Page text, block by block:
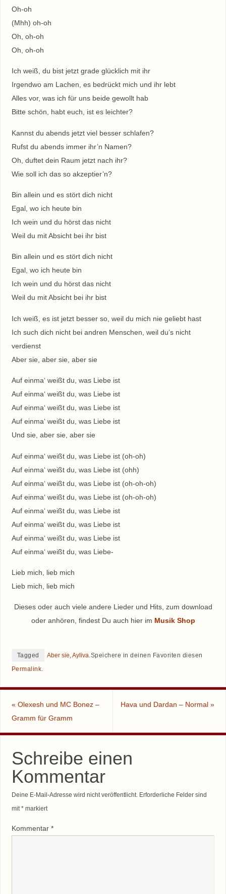
Oh-oh
(Mhh) oh-oh
Oh, oh-oh
Oh, oh-oh
Ich weiß, du bist jetzt grade glücklich mit ihr
Irgendwo am Lachen, es bedrückt mich und ihr lebt
Alles vor, was ich für uns beide gewollt hab
Bitte schön, habt euch, ist es leichter?
Kannst du abends jetzt viel besser schlafen?
Rufst du abends immer ihr’n Namen?
Oh, duftet dein Raum jetzt nach ihr?
Wie soll ich das so akzeptiеr’n?
Bin allein und es stört dich nicht
Egal, wo ich heutе bin
Ich wein und du hörst das nicht
Weil du mit Absicht bei ihr bist
Bin allein und es stört dich nicht
Egal, wo ich heute bin
Ich wein und du hörst das nicht
Weil du mit Absicht bei ihr bist
Ich weiß, es ist jetzt besser so, weil du mich nie geliebt hast
Ich such dich nicht bei andren Menschen, weil du’s nicht
verdienst
Aber sie, aber sie, aber sie
Auf einma‘ weißt du, was Liebe ist
Auf einma‘ weißt du, was Liebe ist
Auf einma‘ weißt du, was Liebe ist
Auf einma‘ weißt du, was Liebe ist
Und sie, aber sie, aber sie
Auf einma‘ weißt du, was Liebe ist (oh-oh)
Auf einma‘ weißt du, was Liebe ist (ohh)
Auf einma‘ weißt du, was Liebe ist (oh-oh-oh)
Auf einma‘ weißt du, was Liebe ist (oh-oh-oh)
Auf einma‘ weißt du, was Liebe ist
Auf einma‘ weißt du, was Liebe ist
Auf einma‘ weißt du, was Liebe ist
Auf einma‘ weißt du, was Liebe-
Lieb mich, lieb mich
Lieb mich, lieb mich
Dieses oder auch viele andere Lieder und Hits, zum download
oder anhören, findest Du auch hier im Musik Shop
Tagged Aber sie Ayliva Speichere in deinen Favoriten diesen
Permalink
« Olexesh und MC Bonez –
Gramm für Gramm
Hava und Dardan – Normal»
Schreibe einen
Kommentar
Deine E-Mail-Adresse wird nicht veröffentlicht. Erforderliche Felder sind
mit *markiert
Kommentar *